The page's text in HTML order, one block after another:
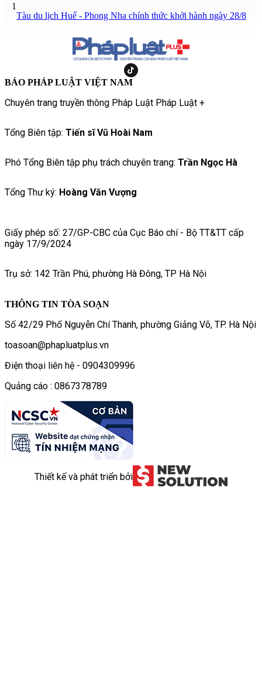
1
Tàu du lịch Huế - Phong Nha chính thức khởi hành ngày 28/8
BÁO PHÁP LUẬT VIỆT NAM
Chuyên trang truyền thông Pháp Luật Pháp Luật +
Tổng Biên tập: Tiến sĩ Vũ Hoài Nam
Phó Tổng Biên tập phụ trách chuyên trang: Trần Ngọc Hà
Tổng Thư ký: Hoàng Văn Vượng
Giấy phép số: 27/GP-CBC của Cục Báo chí - Bộ TT&TT cấp
ngày 17/9/2024
Trụ sở: 142 Trần Phú, phường Hà Đông, TP Hà Nội
THÔNG TIN TÒA SOẠN
Số 42/29 Phố Nguyễn Chí Thanh, phường Giảng Võ, TP. Hà Nội
toasoan@phapluatplus.vn
Điện thoại liên hệ - 0904309996
Quảng cáo : 0867378789
Thiết kế và phát triển bởi